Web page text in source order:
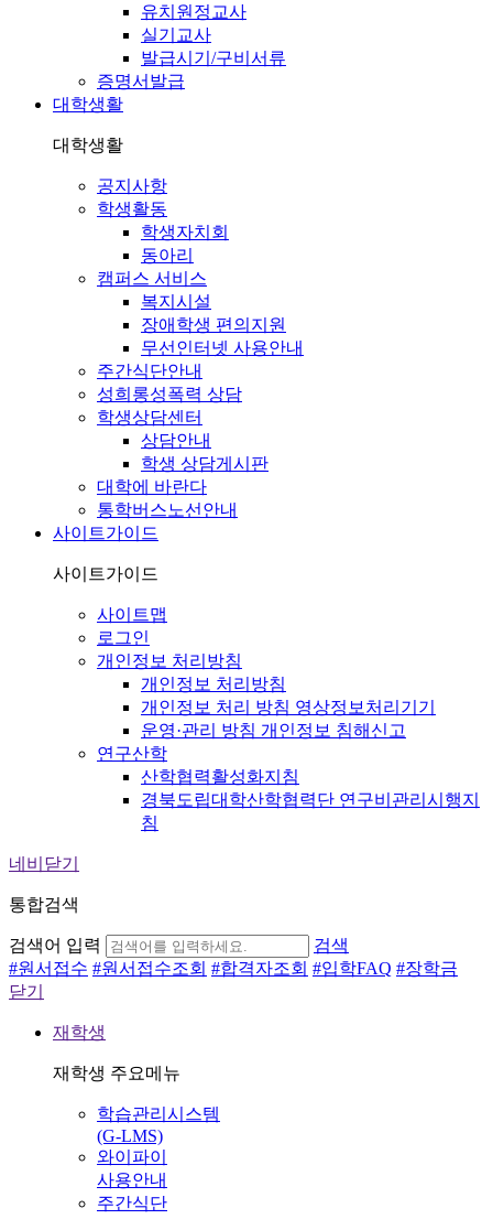
유치원정교사
실기교사
발급시기/구비서류
증명서발급
대학생활
대학생활
공지사항
학생활동
학생자치회
동아리
캠퍼스 서비스
복지시설
장애학생 편의지원
무선인터넷 사용안내
주간식단안내
성희롱성폭력 상담
학생상담센터
상담안내
학생 상담게시판
대학에 바란다
통학버스노선안내
사이트가이드
사이트가이드
사이트맵
로그인
개인정보 처리방침
개인정보 처리방침
개인정보 처리 방침 영상정보처리기기
운영·관리 방침 개인정보 침해신고
연구산학
산학협력활성화지침
경북도립대학산학협력단 연구비관리시행지
침
네비닫기
통합검색
검색어 입력
검색
#원서접수 #원서접수조회 #합격자조회 #입학FAQ #장학금
닫기
재학생
재학생 주요메뉴
학습관리시스템
(G-LMS)
와이파이
사용안내
주간식단